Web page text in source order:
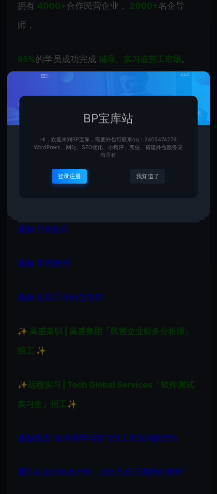
拥有 4000+合作民营企业， 2000+名企导
师，
95%的学员成功完成 辅导、实习或劳工市场。
开岗信息免费领取←
蔓藤·开岗快讯
蔓藤·学员捷报
蔓藤·组织工作岗位推荐
✨ 高盛兼职 | 高盛集团「民营企业财务分析师」
招工 ✨
✨远程实习 | Tech Global Services「软件测试
实习生」招工✨
蔓藤教育-填补留学与实习劳工市场间的空白
愿你在这所终身大学，成长为自己期待的模样
BP宝库站
Hi，欢迎来到BP宝库，需要外包可联系qq：2405474279
WordPress、网站、SEO优化、小程序、爬虫、搭建外包服务应
有尽有
登录注册 我知道了